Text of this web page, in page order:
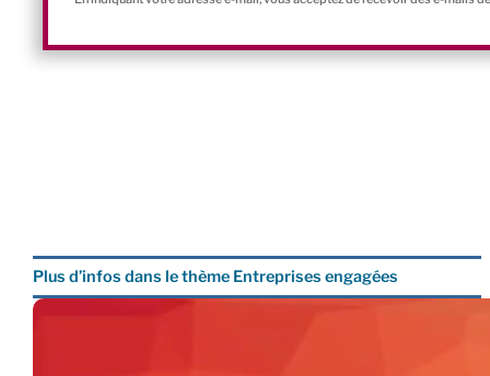
Plus d’infos dans le thème Entreprises engagées